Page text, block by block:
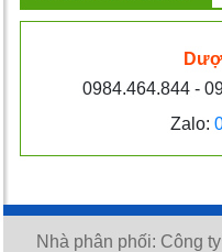
0984.464.844 -
Zalo:
Nhà phân phối: Công